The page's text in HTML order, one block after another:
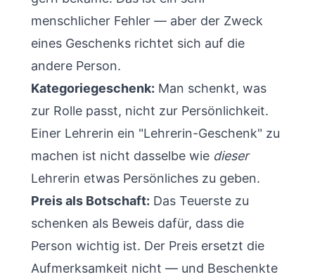
menschlicher Fehler — aber der Zweck
eines Geschenks richtet sich auf die
andere Person.
Kategoriegeschenk: Man schenkt, was
zur Rolle passt, nicht zur Persönlichkeit.
Einer Lehrerin ein "Lehrerin-Geschenk" zu
machen ist nicht dasselbe wie dieser
Lehrerin etwas Persönliches zu geben.
Preis als Botschaft: Das Teuerste zu
schenken als Beweis dafür, dass die
Person wichtig ist. Der Preis ersetzt die
Aufmerksamkeit nicht — und Beschenkte